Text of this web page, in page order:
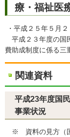
療・福祉医
・平成２５年５月２
平成２３年度の国
費助成制度に係る三
関連資料
平成23年度国
事業状況
※ 資料の見方（